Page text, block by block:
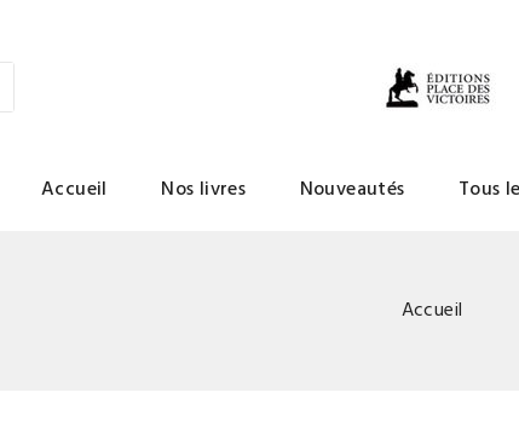
Accueil Nos livres Nouveautés Tous
Accueil